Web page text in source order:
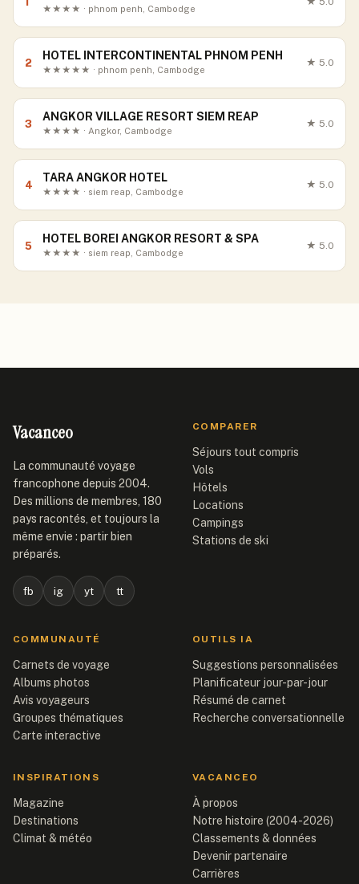
★★★★ · phnom penh, Cambodge
2
HOTEL INTERCONTINENTAL PHNOM PENH
★★★★★ · phnom penh, Cambodge
★ 5.0
3
ANGKOR VILLAGE RESORT SIEM REAP
★★★★ · Angkor, Cambodge
★ 5.0
4
TARA ANGKOR HOTEL
★★★★ · siem reap, Cambodge
★ 5.0
5
HOTEL BOREI ANGKOR RESORT & SPA
★★★★ · siem reap, Cambodge
★ 5.0
Vacanceo
La communauté voyage
francophone depuis 2004.
Des millions de membres, 180
pays racontés, et toujours la
même envie : partir bien
préparés.
fb ig yt tt
COMPARER
Séjours tout compris
Vols
Hôtels
Locations
Campings
Stations de ski
COMMUNAUTÉ
Carnets de voyage
Albums photos
Avis voyageurs
Groupes thématiques
Carte interactive
OUTILS IA
Suggestions personnalisées
Planificateur jour-par-jour
Résumé de carnet
Recherche conversationnelle
INSPIRATIONS
Magazine
Destinations
Climat & météo
VACANCEO
À propos
Notre histoire (2004-2026)
Classements & données
Devenir partenaire
Carrières